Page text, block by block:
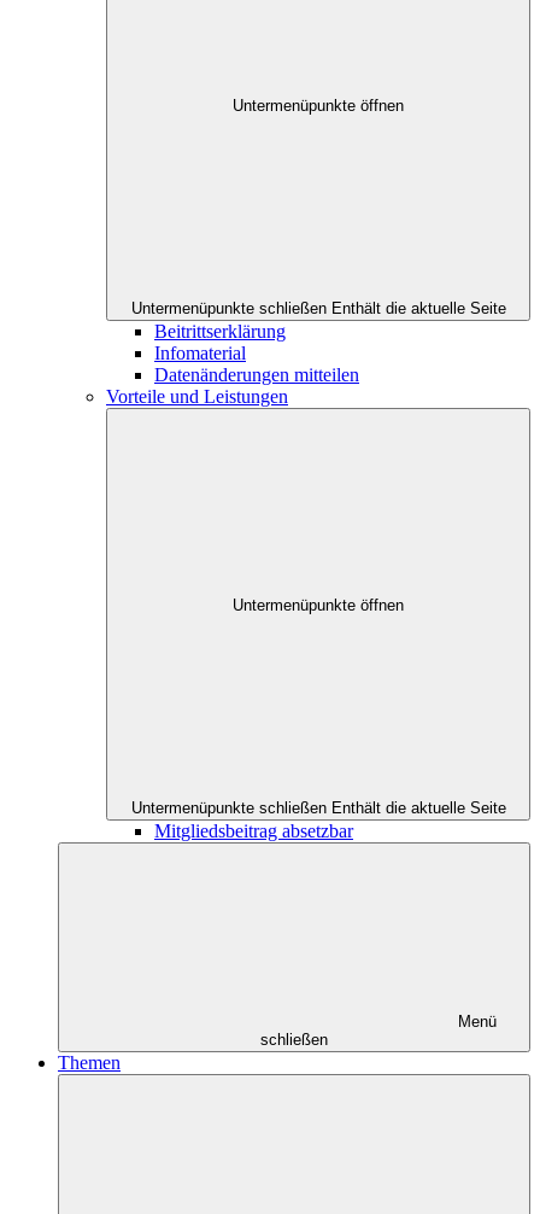
Untermenüpunkte öffnen
Untermenüpunkte schließen Enthält die aktuelle Seite
Beitrittserklärung
Infomaterial
Datenänderungen mitteilen
Vorteile und Leistungen
Untermenüpunkte öffnen
Untermenüpunkte schließen Enthält die aktuelle Seite
Mitgliedsbeitrag absetzbar
Menü
schließen
Themen